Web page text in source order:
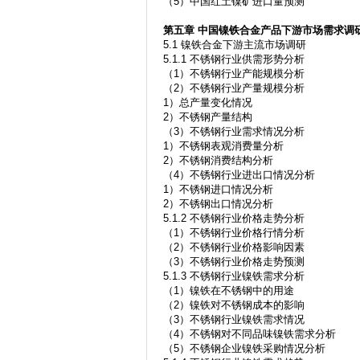
第五章 中国镍铁合金产品下游市场需求调
5.1 镍铁合金下游主流市场调研
5.1.1 不锈钢行业供需形势分析
（1）不锈钢行业产能规模分析
（2）不锈钢行业产量规模分析
1）总产量变化情况
2）不锈钢产量结构
（3）不锈钢行业需求情况分析
1）不锈钢表观消费量分析
2）不锈钢消费结构分析
（4）不锈钢行业进出口情况分析
1）不锈钢进口情况分析
2）不锈钢出口情况分析
5.1.2 不锈钢行业价格走势分析
（1）不锈钢行业价格行情分析
（2）不锈钢行业价格影响因素
（3）不锈钢行业价格走势预测
5.1.3 不锈钢行业镍铁需求分析
（1）镍铁在不锈钢中的用途
（2）镍铁对不锈钢成本的影响
（3）不锈钢行业镍铁需求情况
（4）不锈钢对不同品味镍铁需求分析
（5）不锈钢企业镍铁采购情况分析